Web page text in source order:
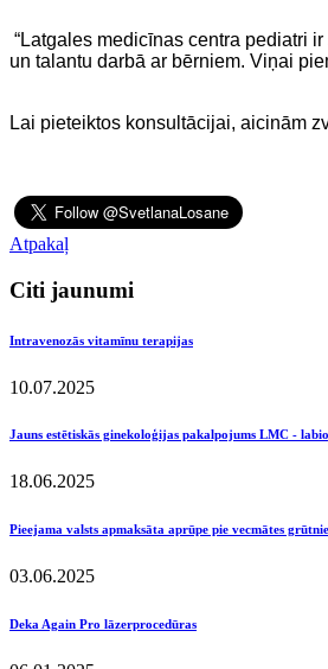
“Latgales medicīnas centra pediatri
un talantu darbā ar bērniem. Viņai
Lai pieteiktos konsultācijai, aicinām
Atpakaļ
Citi jaunumi
Intravenozās vitamīnu terapijas
10.07.2025
Jauns estētiskās ginekoloģijas pakalpojums LMC -
18.06.2025
Pieejama valsts apmaksāta aprūpe pie vecmātes
03.06.2025
Deka Again Pro lāzerprocedūras